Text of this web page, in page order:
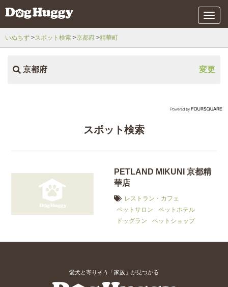
メ
ニ
いぬちず スポット検索 京都府 精華町
京都府 変更
スポット検索
PETLAND MIKUNI 京都精
華店
レストラン・カフェ
ペットサロン
ペットホテル
ドッグラン
ペットショップ
愛犬と寄りそう「家族」が見つかる